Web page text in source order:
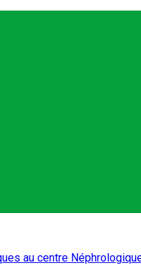
au centre